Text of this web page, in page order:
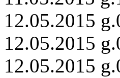
12.05.2015
12.05.2015
12.05.2015